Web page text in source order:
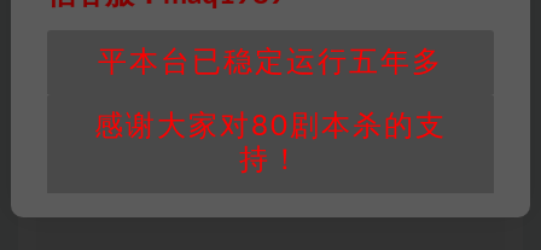
站整理资料的时间成本及网站运营所需支出费
重要提醒∶任何情况下，本站及相关人士对于访
问或购买使用引起的任何行为和纠纷，本站概不
承担任何责任。未经许可的【搬运】和【账号共
平本台已稳定运行五年多
感谢大家对80剧本杀的支
持！